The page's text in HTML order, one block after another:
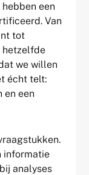
een
Van
tot
hetzelfde
we willen
écht telt:
en een
informatie
analyses